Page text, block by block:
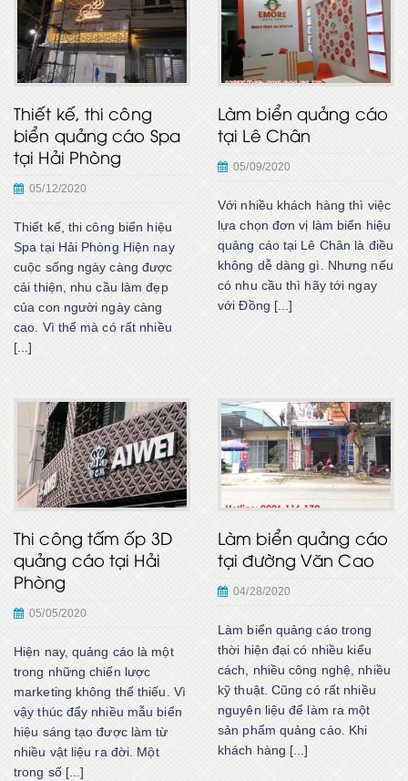
Thiết kế, thi công
biển quảng cáo Spa
tại Hải Phòng
05/12/2020
Thiết kế, thi công biển hiệu
Spa tại Hải Phòng Hiện nay
cuộc sống ngày càng được
cải thiện, nhu cầu làm đẹp
của con người ngày càng
cao. Vì thế mà có rất nhiều
[...]
Làm biển quảng cáo
tại Lê Chân
05/09/2020
Với nhiều khách hàng thì việc
lựa chọn đơn vị làm biển hiệu
quảng cáo tại Lê Chân là điều
không dễ dàng gì. Nhưng nếu
có nhu cầu thì hãy tới ngay
với Đồng [...]
Thi công tấm ốp 3D
quảng cáo tại Hải
Phòng
05/05/2020
Hiện nay, quảng cáo là một
trong những chiến lược
marketing không thể thiếu. Vì
vậy thúc đẩy nhiều mẫu biển
hiệu sáng tạo được làm từ
nhiều vật liệu ra đời. Một
trong số [...]
Làm biển quảng cáo
tại đường Văn Cao
04/28/2020
Làm biển quảng cáo trong
thời hiện đại có nhiều kiểu
cách, nhiều công nghệ, nhiều
kỹ thuật. Cũng có rất nhiều
nguyên liệu để làm ra một
sản phẩm quảng cáo. Khi
khách hàng [...]